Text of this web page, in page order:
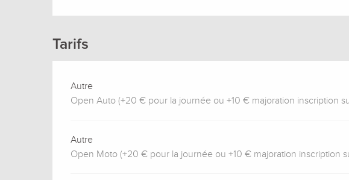
Tarifs
Autre
Open Auto (+20 € pour la journée ou +10 € majoration inscription
Autre
Open Moto (+20 € pour la journée ou +10 € majoration inscription